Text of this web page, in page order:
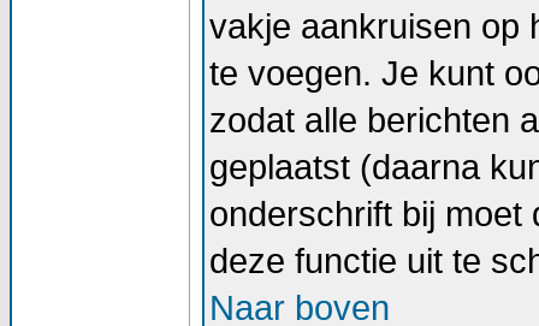
vakje aankruisen op
te voegen. Je kunt
zodat alle berichten
geplaatst (daarna
onderschrift bij moet
deze functie uit te
Naar boven